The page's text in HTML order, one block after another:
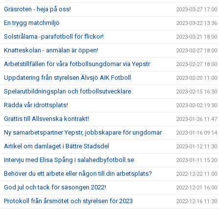
Gräsroten - heja på oss! 2023-03-27 17:00
En trygg matchmiljö 2023-03-22 13:36
Solstrålarna -parafotboll för flickor! 2023-03-21 18:00
Knatteskolan - anmälan är öppen! 2023-02-27 18:00
Arbetstillfällen för våra fotbollsungdomar via Yepstr 2023-02-27 18:00
Uppdatering från styrelsen Älvsjö AIK Fotboll 2023-02-20 11:00
Spelarutbildningsplan och fotbollsutvecklare 2023-02-15 16:30
Rädda vår idrottsplats! 2023-02-02 19:30
Grattis till Allsvenska kontrakt! 2023-01-26 11:47
Ny samarbetspartner Yepstr, jobbskapare för ungdomar 2023-01-16 09:14
Artikel om damlaget i Bättre Stadsdel 2023-01-12 11:30
Intervju med Elisa Spång i salahedbyfotboll.se 2023-01-11 15:20
Behöver du ett arbete eller någon till din arbetsplats? 2022-12-22 11:00
God jul och tack för säsongen 2022! 2022-12-21 16:00
Protokoll från årsmötet och styrelsen för 2023 2022-12-16 11:30